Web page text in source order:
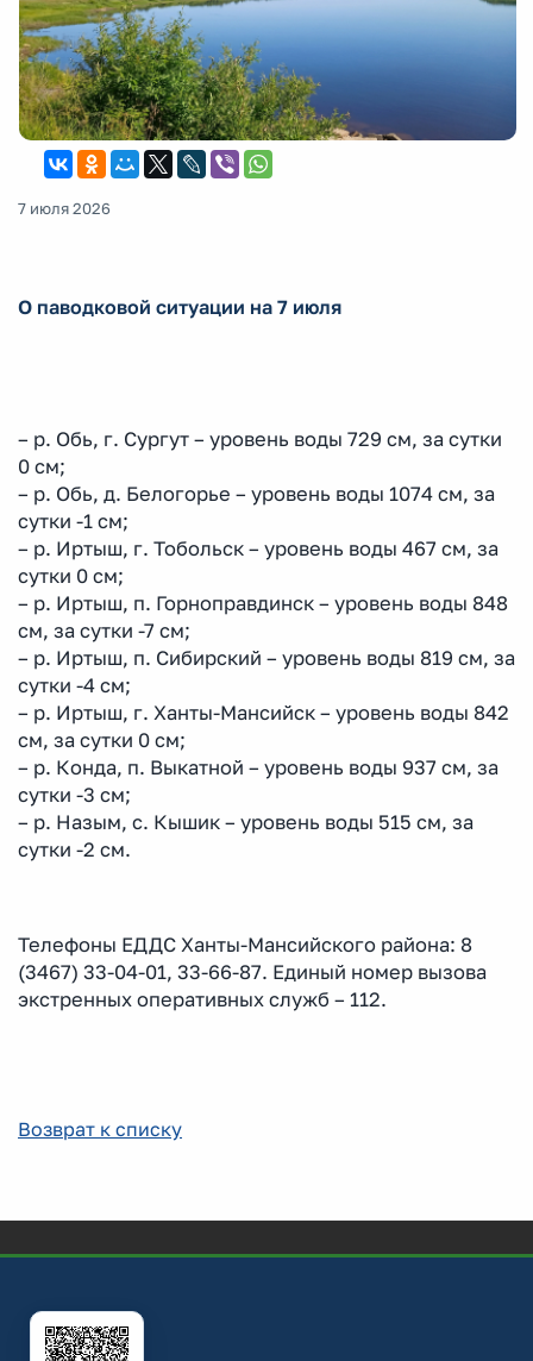
7 июля 2026
О паводковой ситуации на 7 июля
– р. Обь, г. Сургут – уровень воды 729 см, за сутки
0 см;
– р. Обь, д. Белогорье – уровень воды 1074 см, за
сутки -1 см;
– р. Иртыш, г. Тобольск – уровень воды 467 см, за
сутки 0 см;
– р. Иртыш, п. Горноправдинск – уровень воды 848
см, за сутки -7 см;
– р. Иртыш, п. Сибирский – уровень воды 819 см, за
сутки -4 см;
– р. Иртыш, г. Ханты-Мансийск – уровень воды 842
см, за сутки 0 см;
– р. Конда, п. Выкатной – уровень воды 937 см, за
сутки -3 см;
– р. Назым, с. Кышик – уровень воды 515 см, за
сутки -2 см.
Телефоны ЕДДС Ханты-Мансийского района: 8
(3467) 33-04-01, 33-66-87. Единый номер вызова
экстренных оперативных служб – 112.
Возврат к списку